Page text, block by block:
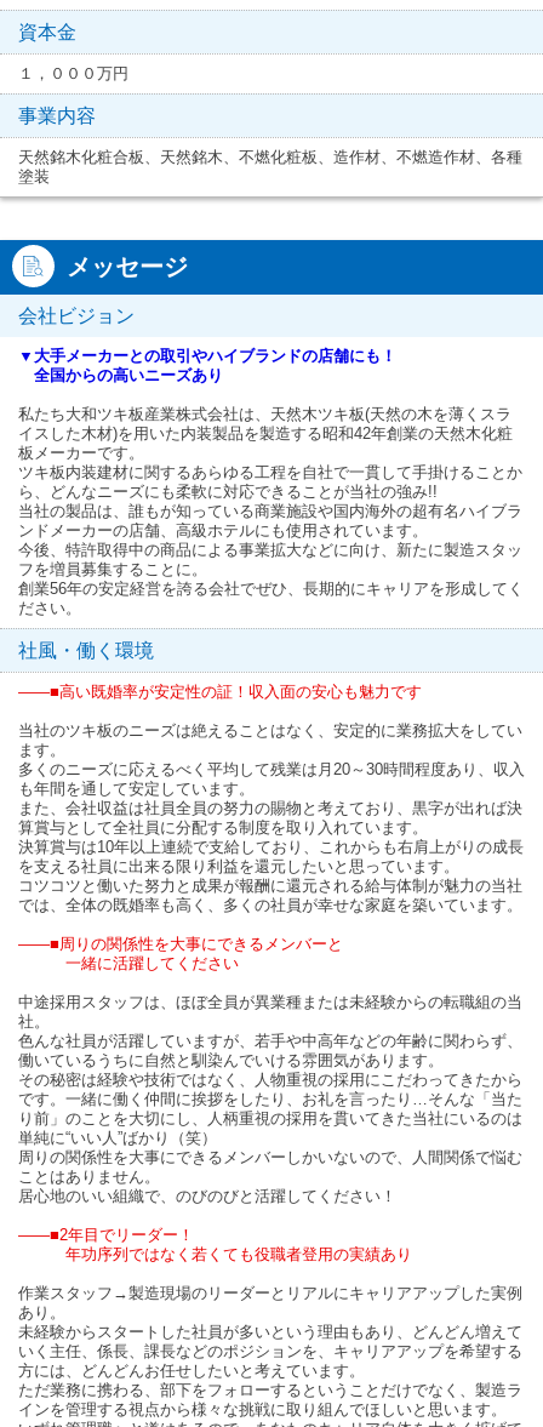
資本金
１，０００万円
事業内容
天然銘木化粧合板、天然銘木、不燃化粧板、造作材、不燃造作材、各種
塗装
メッセージ
会社ビジョン
▼大手メーカーとの取引やハイブランドの店舗にも！
全国からの高いニーズあり
私たち大和ツキ板産業株式会社は、天然木ツキ板(天然の木を薄くスラ
イスした木材)を用いた内装製品を製造する昭和42年創業の天然木化粧
板メーカーです。
ツキ板内装建材に関するあらゆる工程を自社で一貫して手掛けることか
ら、どんなニーズにも柔軟に対応できることが当社の強み!!
当社の製品は、誰もが知っている商業施設や国内海外の超有名ハイブラ
ンドメーカーの店舗、高級ホテルにも使用されています。
今後、特許取得中の商品による事業拡大などに向け、新たに製造スタッ
フを増員募集することに。
創業56年の安定経営を誇る会社でぜひ、長期的にキャリアを形成してく
ださい。
社風・働く環境
――■高い既婚率が安定性の証！収入面の安心も魅力です
当社のツキ板のニーズは絶えることはなく、安定的に業務拡大をしてい
ます。
多くのニーズに応えるべく平均して残業は月20～30時間程度あり、収入
も年間を通して安定しています。
また、会社収益は社員全員の努力の賜物と考えており、黒字が出れば決
算賞与として全社員に分配する制度を取り入れています。
決算賞与は10年以上連続で支給しており、これからも右肩上がりの成長
を支える社員に出来る限り利益を還元したいと思っています。
コツコツと働いた努力と成果が報酬に還元される給与体制が魅力の当社
では、全体の既婚率も高く、多くの社員が幸せな家庭を築いています。
――■周りの関係性を大事にできるメンバーと
一緒に活躍してください
中途採用スタッフは、ほぼ全員が異業種または未経験からの転職組の当
社。
色んな社員が活躍していますが、若手や中高年などの年齢に関わらず、
働いているうちに自然と馴染んでいける雰囲気があります。
その秘密は経験や技術ではなく、人物重視の採用にこだわってきたから
です。一緒に働く仲間に挨拶をしたり、お礼を言ったり…そんな「当た
り前」のことを大切にし、人柄重視の採用を貫いてきた当社にいるのは
単純に“いい人”ばかり（笑）
周りの関係性を大事にできるメンバーしかいないので、人間関係で悩む
ことはありません。
居心地のいい組織で、のびのびと活躍してください！
――■2年目でリーダー！
年功序列ではなく若くても役職者登用の実績あり
作業スタッフ→製造現場のリーダーとリアルにキャリアアップした実例
あり。
未経験からスタートした社員が多いという理由もあり、どんどん増えて
いく主任、係長、課長などのポジションを、キャリアアップを希望する
方には、どんどんお任せしたいと考えています。
ただ業務に携わる、部下をフォローするということだけでなく、製造ラ
インを管理する視点から様々な挑戦に取り組んでほしいと思います。